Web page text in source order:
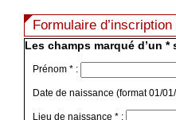
Formulaire
Les champs marqué d’un
Prénom * :
Date de naissance (format 01/
Lieu de naissance * :